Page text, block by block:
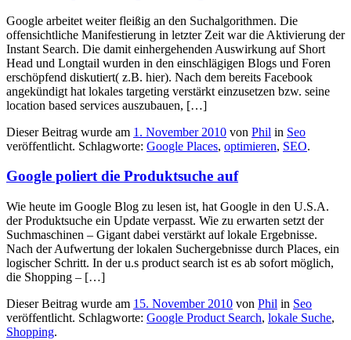
Google arbeitet weiter fleißig an den Suchalgorithmen. Die
offensichtliche Manifestierung in letzter Zeit war die Aktivierung der
Instant Search. Die damit einhergehenden Auswirkung auf Short
Head und Longtail wurden in den einschlägigen Blogs und Foren
erschöpfend diskutiert( z.B. hier). Nach dem bereits Facebook
angekündigt hat lokales targeting verstärkt einzusetzen bzw. seine
location based services auszubauen, […]
Dieser Beitrag wurde am 1. November 2010 von Phil in Seo
veröffentlicht. Schlagworte: Google Places, optimieren, SEO.
Google poliert die Produktsuche auf
Wie heute im Google Blog zu lesen ist, hat Google in den U.S.A.
der Produktsuche ein Update verpasst. Wie zu erwarten setzt der
Suchmaschinen – Gigant dabei verstärkt auf lokale Ergebnisse.
Nach der Aufwertung der lokalen Suchergebnisse durch Places, ein
logischer Schritt. In der u.s product search ist es ab sofort möglich,
die Shopping – […]
Dieser Beitrag wurde am 15. November 2010 von Phil in Seo
veröffentlicht. Schlagworte: Google Product Search, lokale Suche,
Shopping.